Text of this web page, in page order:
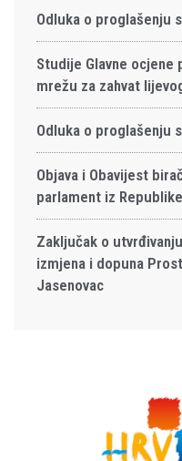
Odluka o proglašenju
Studije Glavne
mrežu za zahvat
Odluka o proglašenju
Objava i Obavijest
parlament iz
Zaključak o
izmjena i dopuna
Jasenovac